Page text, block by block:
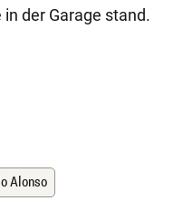
der Garage stand.
Alonso